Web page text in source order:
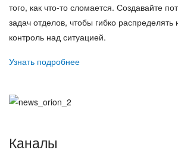
того, как что-то сломается. Создавайте
задач отделов, чтобы гибко распределять
контроль над ситуацией.
Узнать подробнее
Каналы